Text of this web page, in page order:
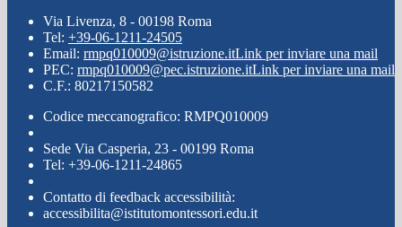
Via Livenza, 8 - 00198 Roma
Tel: +39-06-1211-24505
Email: rmpq010009@istruzione.itLink per inviare una mail
PEC: rmpq010009@pec.istruzione.itLink per inviare una mail
C.F.: 80217150582
Codice meccanografico: RMPQ010009
Sede Via Casperia, 23 - 00199 Roma
Tel: +39-06-1211-24865
Contatto di feedback accessibilità:
accessibilita@istitutomontessori.edu.it